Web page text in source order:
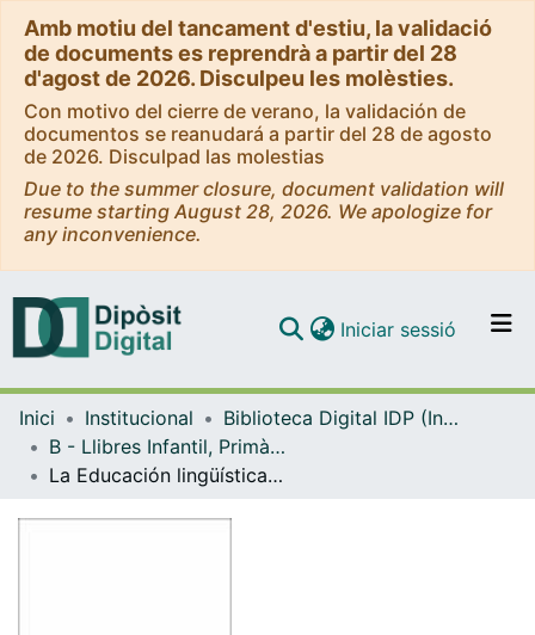
Amb motiu del tancament d'estiu, la validació
de documents es reprendrà a partir del 28
d'agost de 2026. Disculpeu les molèsties.
Con motivo del cierre de verano, la validación de
documentos se reanudará a partir del 28 de agosto
de 2026. Disculpad las molestias
Due to the summer closure, document validation will
resume starting August 28, 2026. We apologize for
any inconvenience.
Navega per tot el DD
Iniciar sessió (current)
Inici Institucional
Biblioteca Digital IDP (Institut de Desenvolupament Professional)
B - Llibres Infantil, Primària, Secundària i FP (IDP, Graó, Horsori)
La Educación lingüística y literaria en la enseñanza secundaria